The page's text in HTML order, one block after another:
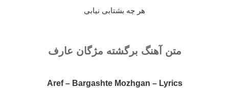
هر چه بشتابی نیابی
متن آهنگ برگشته مژگان عارف
Aref – Bargashte Mozhgan – Lyrics